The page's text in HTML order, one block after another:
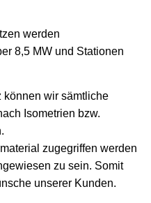
werden
8,5 MW und Stationen
können wir sämtliche
Isometrien bzw.
zugegriffen werden
zu sein. Somit
unserer Kunden.